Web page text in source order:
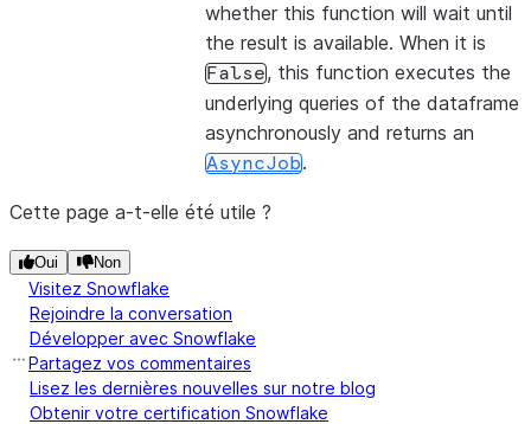
whether this function will wait until
the result is available. When it is
False, this function executes the
underlying queries of the dataframe
asynchronously and returns an
AsyncJob.
Cette page a-t-elle été utile ?
Oui Non
Visitez Snowflake
Rejoindre la conversation
Développer avec Snowflake
Partagez vos commentaires
Lisez les dernières nouvelles sur notre blog
Obtenir votre certification Snowflake